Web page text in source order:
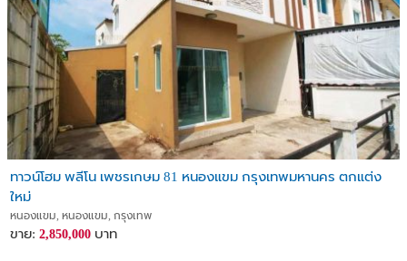
ทาวน์โฮม พลีโน เพชรเกษม 81 หนองแขม กรุงเทพมหานคร ตกแต่ง
ใหม่
หนองแขม, หนองแขม, กรุงเทพ
ขาย: 2,850,000 บาท